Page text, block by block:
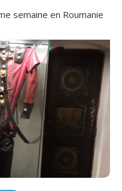
semaine en Roumanie